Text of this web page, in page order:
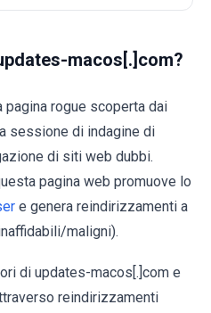
macos[.]com?
pagina rogue scoperta dai
sessione di indagine di
di siti web dubbi.
pagina web promuove lo
e genera reindirizzamenti a
maligni).
di updates-macos[.]com e
reindirizzamenti